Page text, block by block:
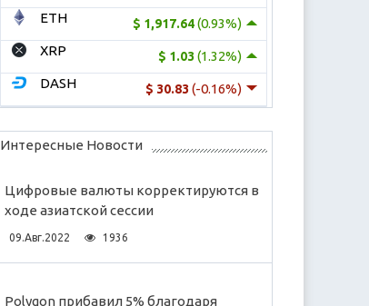
$ 1,917.64(0.93%)
ETH
$ 1.03 (1.32%)
XRP
$ 30.83 (-0.16%)
DASH
Интересные Новости
Цифровые валюты корректируются в
ходе азиатской сессии
09.Авг.2022 1936
Polygon прибавил 5% благодаря